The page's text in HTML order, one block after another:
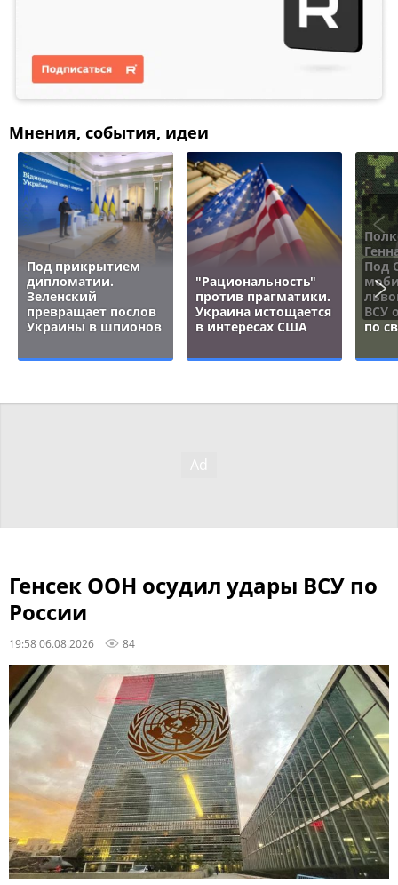
Мнения, события, идеи
Под прикрытием
дипломатии.
Зеленский
превращает послов
Украины в шпионов
"Рациональность"
против прагматики.
Украина истощается
в интересах США
Под
ВСУ
по
Генсек ООН осудил удары ВСУ по
России
19:58 06.08.2026 84